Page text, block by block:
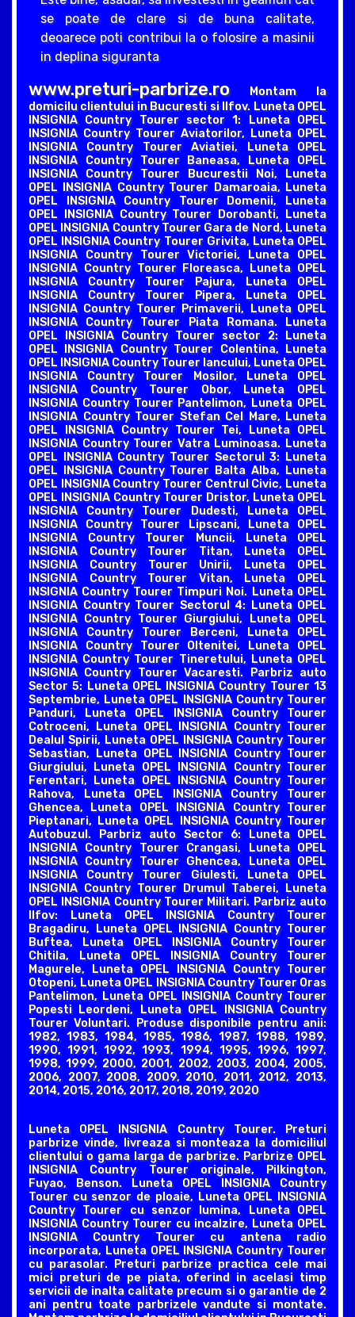
se poate de clare si de buna calitate,
deoarece poti contribui la o folosire a masinii
in deplina siguranta
www.preturi-parbrize.roMontam la
domicilu clientului in Bucuresti si Ilfov. Luneta OPEL
INSIGNIA Country Tourer sector 1: Luneta OPEL
INSIGNIA Country Tourer Aviatorilor, Luneta OPEL
INSIGNIA Country Tourer Aviatiei, Luneta OPEL
INSIGNIA Country Tourer Baneasa, Luneta OPEL
INSIGNIA Country Tourer Bucurestii Noi, Luneta
OPEL INSIGNIA Country Tourer Damaroaia, Luneta
OPEL INSIGNIA Country Tourer Domenii, Luneta
OPEL INSIGNIA Country Tourer Dorobanti, Luneta
OPEL INSIGNIA Country Tourer Gara de Nord, Luneta
OPEL INSIGNIA Country Tourer Grivita, Luneta OPEL
INSIGNIA Country Tourer Victoriei, Luneta OPEL
INSIGNIA Country Tourer Floreasca, Luneta OPEL
INSIGNIA Country Tourer Pajura, Luneta OPEL
INSIGNIA Country Tourer Pipera, Luneta OPEL
INSIGNIA Country Tourer Primaverii, Luneta OPEL
INSIGNIA Country Tourer Piata Romana. Luneta
OPEL INSIGNIA Country Tourer sector 2: Luneta
OPEL INSIGNIA Country Tourer Colentina, Luneta
OPEL INSIGNIA Country Tourer Iancului, Luneta OPEL
INSIGNIA Country Tourer Mosilor, Luneta OPEL
INSIGNIA Country Tourer Obor, Luneta OPEL
INSIGNIA Country Tourer Pantelimon, Luneta OPEL
INSIGNIA Country Tourer Stefan Cel Mare, Luneta
OPEL INSIGNIA Country Tourer Tei, Luneta OPEL
INSIGNIA Country Tourer Vatra Luminoasa. Luneta
OPEL INSIGNIA Country Tourer Sectorul 3: Luneta
OPEL INSIGNIA Country Tourer Balta Alba, Luneta
OPEL INSIGNIA Country Tourer Centrul Civic, Luneta
OPEL INSIGNIA Country Tourer Dristor, Luneta OPEL
INSIGNIA Country Tourer Dudesti, Luneta OPEL
INSIGNIA Country Tourer Lipscani, Luneta OPEL
INSIGNIA Country Tourer Muncii, Luneta OPEL
INSIGNIA Country Tourer Titan, Luneta OPEL
INSIGNIA Country Tourer Unirii, Luneta OPEL
INSIGNIA Country Tourer Vitan, Luneta OPEL
INSIGNIA Country Tourer Timpuri Noi. Luneta OPEL
INSIGNIA Country Tourer Sectorul 4: Luneta OPEL
INSIGNIA Country Tourer Giurgiului, Luneta OPEL
INSIGNIA Country Tourer Berceni, Luneta OPEL
INSIGNIA Country Tourer Oltenitei, Luneta OPEL
INSIGNIA Country Tourer Tineretului, Luneta OPEL
INSIGNIA Country Tourer Vacaresti. Parbriz auto
Sector 5: Luneta OPEL INSIGNIA Country Tourer 13
Septembrie, Luneta OPEL INSIGNIA Country Tourer
Panduri, Luneta OPEL INSIGNIA Country Tourer
Cotroceni, Luneta OPEL INSIGNIA Country Tourer
Dealul Spirii, Luneta OPEL INSIGNIA Country Tourer
Sebastian, Luneta OPEL INSIGNIA Country Tourer
Giurgiului, Luneta OPEL INSIGNIA Country Tourer
Ferentari, Luneta OPEL INSIGNIA Country Tourer
Rahova, Luneta OPEL INSIGNIA Country Tourer
Ghencea, Luneta OPEL INSIGNIA Country Tourer
Pieptanari, Luneta OPEL INSIGNIA Country Tourer
Autobuzul. Parbriz auto Sector 6: Luneta OPEL
INSIGNIA Country Tourer Crangasi, Luneta OPEL
INSIGNIA Country Tourer Ghencea, Luneta OPEL
INSIGNIA Country Tourer Giulesti, Luneta OPEL
INSIGNIA Country Tourer Drumul Taberei, Luneta
OPEL INSIGNIA Country Tourer Militari. Parbriz auto
Ilfov: Luneta OPEL INSIGNIA Country Tourer
Bragadiru, Luneta OPEL INSIGNIA Country Tourer
Buftea, Luneta OPEL INSIGNIA Country Tourer
Chitila, Luneta OPEL INSIGNIA Country Tourer
Magurele, Luneta OPEL INSIGNIA Country Tourer
Otopeni, Luneta OPEL INSIGNIA Country Tourer Oras
Pantelimon, Luneta OPEL INSIGNIA Country Tourer
Popesti Leordeni, Luneta OPEL INSIGNIA Country
Tourer Voluntari. Produse disponibile pentru anii:
1982, 1983, 1984, 1985, 1986, 1987, 1988, 1989,
1990, 1991, 1992, 1993, 1994, 1995, 1996, 1997,
1998, 1999, 2000, 2001, 2002, 2003, 2004, 2005,
2006, 2007, 2008, 2009, 2010, 2011, 2012, 2013,
2014, 2015, 2016, 2017, 2018, 2019, 2020
Luneta OPEL INSIGNIA Country Tourer. Preturi
parbrize vinde, livreaza si monteaza la domiciliul
clientului o gama larga de parbrize. Parbrize OPEL
INSIGNIA Country Tourer originale, Pilkington,
Fuyao, Benson. Luneta OPEL INSIGNIA Country
Tourer cu senzor de ploaie, Luneta OPEL INSIGNIA
Country Tourer cu senzor lumina, Luneta OPEL
INSIGNIA Country Tourer cu incalzire, Luneta OPEL
INSIGNIA Country Tourer cu antena radio
incorporata, Luneta OPEL INSIGNIA Country Tourer
cu parasolar. Preturi parbrize practica cele mai
mici preturi de pe piata, oferind in acelasi timp
servicii de inalta calitate precum si o garantie de 2
ani pentru toate parbrizele vandute si montate.